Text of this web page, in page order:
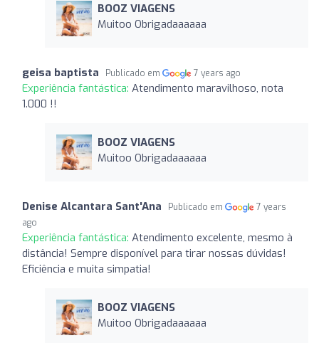
BOOZ VIAGENS
Muitoo Obrigadaaaaaa
geisa baptista Publicado em 7 years ago
Experiência fantástica: Atendimento maravilhoso, nota
1.000 !!
BOOZ VIAGENS
Muitoo Obrigadaaaaaa
Denise Alcantara Sant'Ana Publicado em
7 years
ago
Experiência fantástica: Atendimento excelente, mesmo à
distância! Sempre disponível para tirar nossas dúvidas!
Eficiência e muita simpatia!
BOOZ VIAGENS
Muitoo Obrigadaaaaaa